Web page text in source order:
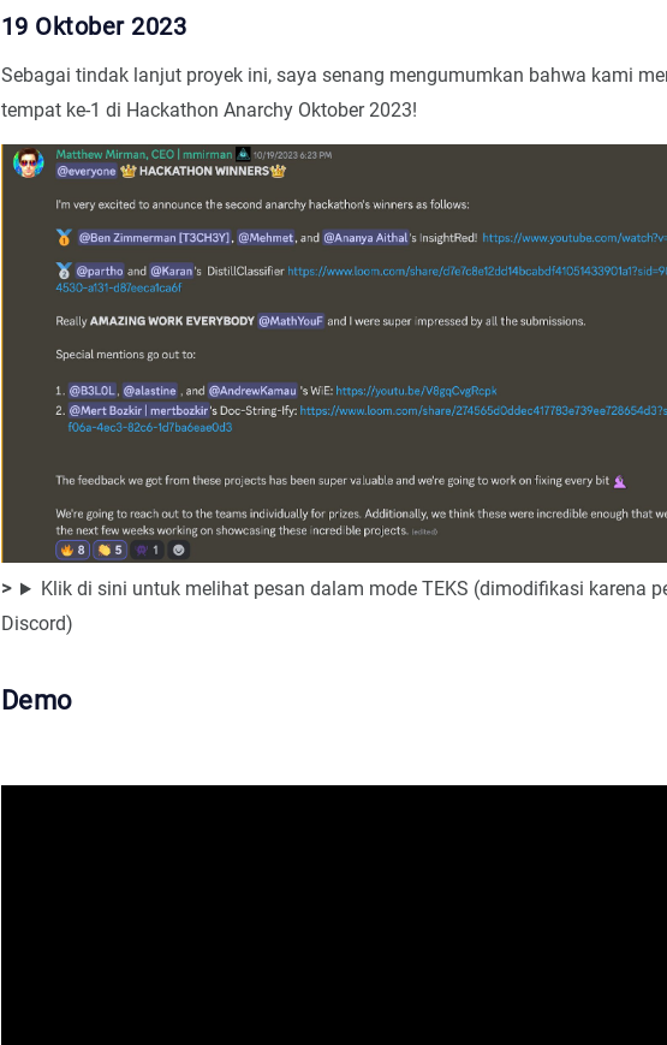
19 Oktober 2023
Sebagai tindak lanjut proyek ini, saya senang mengumumkan bahwa kami
tempat ke-1 di Hackathon Anarchy Oktober 2023!
Klik di sini untuk melihat pesan dalam mode TEKS (dimodifikasi karena
Discord)
Demo